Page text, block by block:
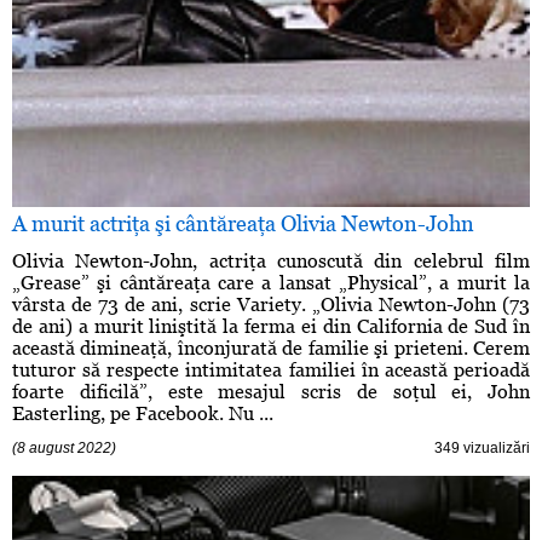
A murit actriţa şi cântăreaţa Olivia Newton-John
Olivia Newton-John, actriţa cunoscută din celebrul film
„Grease” şi cântăreaţa care a lansat „Physical”, a murit la
vârsta de 73 de ani, scrie Variety. „Olivia Newton-John (73
de ani) a murit liniştită la ferma ei din California de Sud în
această dimineaţă, înconjurată de familie şi prieteni. Cerem
tuturor să respecte intimitatea familiei în această perioadă
foarte dificilă”, este mesajul scris de soţul ei, John
Easterling, pe Facebook. Nu ...
(8 august 2022) 349 vizualizări